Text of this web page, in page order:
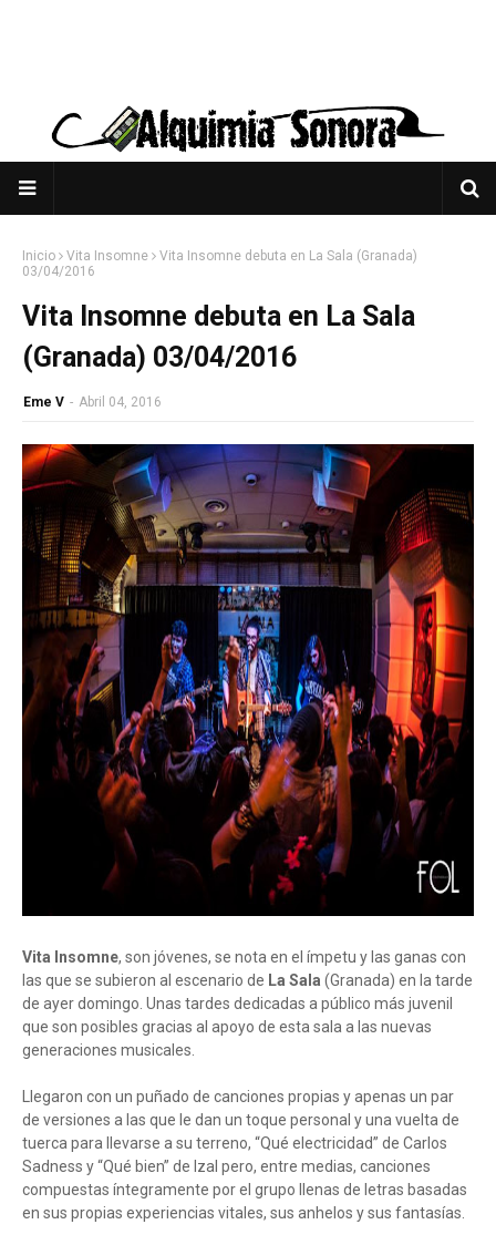
Inicio Vita Insomne
Vita Insomne debuta en La Sala (Granada)
03/04/2016
Vita Insomne debuta en La Sala
(Granada) 03/04/2016
Eme V - Abril 04, 2016
Vita Insomne, son jóvenes, se nota en el ímpetu y las ganas con
las que se subieron al escenario de La Sala (Granada) en la tarde
de ayer domingo. Unas tardes dedicadas a público más juvenil
que son posibles gracias al apoyo de esta sala a las nuevas
generaciones musicales.
Llegaron con un puñado de canciones propias y apenas un par
de versiones a las que le dan un toque personal y una vuelta de
tuerca para llevarse a su terreno, “Qué electricidad” de Carlos
Sadness y “Qué bien” de Izal pero, entre medias, canciones
compuestas íntegramente por el grupo llenas de letras basadas
en sus propias experiencias vitales, sus anhelos y sus fantasías.